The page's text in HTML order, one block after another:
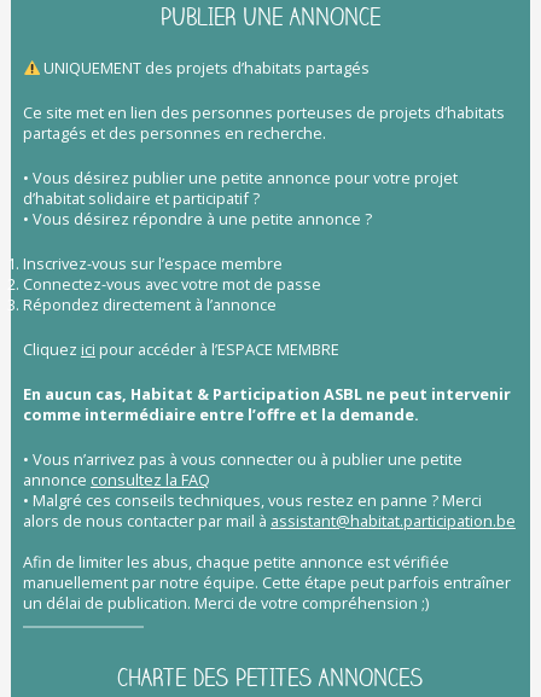
PUBLIER UNE ANNONCE
UNIQUEMENT des projets d’habitats partagés
Ce site met en lien des personnes porteuses de projets d’habitats
partagés et des personnes en recherche.
• Vous désirez publier une petite annonce pour votre projet
d’habitat solidaire et participatif ?
• Vous désirez répondre à une petite annonce ?
Inscrivez-vous sur l’espace membre
Connectez-vous avec votre mot de passe
Répondez directement à l’annonce
Cliquez ici pour accéder à l’ESPACE MEMBRE
En aucun cas, Habitat & Participation ASBL ne peut intervenir
comme intermédiaire entre l’offre et la demande.
• Vous n’arrivez pas à vous connecter ou à publier une petite
annonce consultez la FAQ
• Malgré ces conseils techniques, vous restez en panne ? Merci
alors de nous contacter par mail à assistant@habitat.participation.be
Afin de limiter les abus, chaque petite annonce est vérifiée
manuellement par notre équipe. Cette étape peut parfois entraîner
un délai de publication. Merci de votre compréhension ;)
CHARTE DES PETITES ANNONCES